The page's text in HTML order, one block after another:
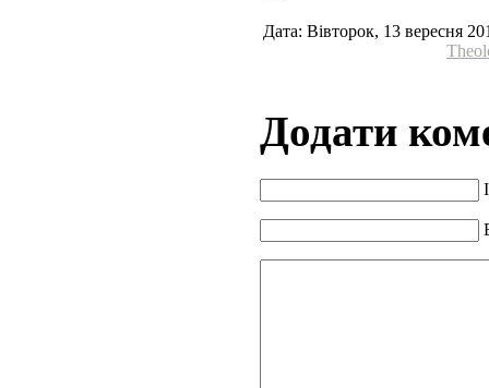
Дата: Вівторок, 13 вересня
Додати